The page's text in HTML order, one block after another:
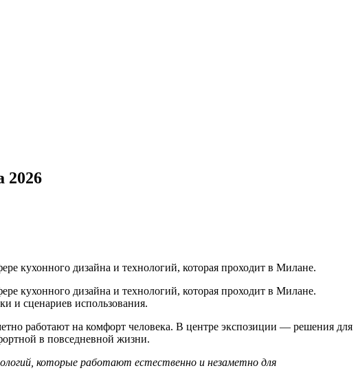
2026
кухонного дизайна и технологий, которая проходит в Милане.
кухонного дизайна и технологий, которая проходит в Милане.
и сценариев использования.
работают на комфорт человека. В центре экспозиции — решения для
в повседневной жизни.
которые работают естественно и незаметно для